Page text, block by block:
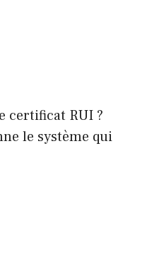
certificat RUI ?
le système qui